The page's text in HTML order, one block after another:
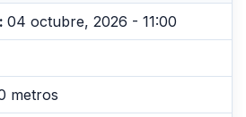
04 octubre, 2026 - 11:00
metros